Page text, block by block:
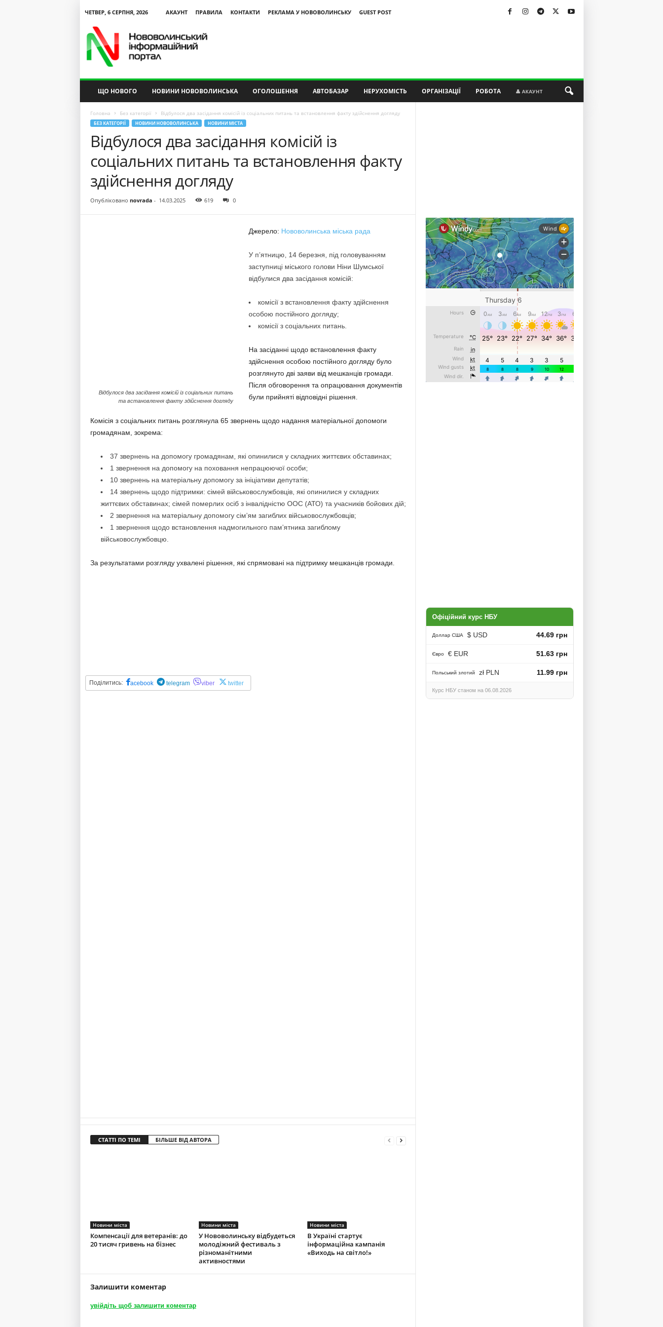
ЧЕТВЕР, 6 СЕРПНЯ, 2026 АКАУНТ ПРАВИЛА КОНТАКТИ РЕКЛАМА У НОВОВОЛИНСЬКУ
GUEST POST
ЩО НОВОГО НОВИНИ НОВОВОЛИНСЬКА ОГОЛОШЕННЯ АВТОБАЗАР НЕРУХОМІСТЬ ОРГАНІЗАЦІЇ РОБОТА 👤 АКАУНТ
Головна Без категорії Відбулося два засідання комісій із соціальних питань та встановлення факту здійснення догляду
БЕЗ КАТЕГОРІЇ НОВИНИ НОВОВОЛИНСЬКА НОВИНИ МІСТА
Відбулося два засідання комісій із
соціальних питань та встановлення факту
здійснення догляду
Опубліковано novrada - 14.03.2025 619 0
Відбулося два засідання комісій із соціальних питань
та встановлення факту здійснення догляду
Джерело: Нововолинська міська рада
У п’ятницю, 14 березня, під головуванням
заступниці міського голови Ніни Шумської
відбулися два засідання комісій:
комісії з встановлення факту здійснення
особою постійного догляду;
комісії з соціальних питань.
На засіданні щодо встановлення факту
здійснення особою постійного догляду було
розглянуто дві заяви від мешканців громади.
Після обговорення та опрацювання документів
були прийняті відповідні рішення.
Комісія з соціальних питань розглянула 65 звернень щодо надання матеріальної допомоги
громадянам, зокрема:
37 звернень на допомогу громадянам, які опинилися у складних життєвих обставинах;
1 звернення на допомогу на поховання непрацюючої особи;
10 звернень на матеріальну допомогу за ініціативи депутатів;
14 звернень щодо підтримки: сімей військовослужбовців, які опинилися у складних
життєвих обставинах; сімей померлих осіб з інвалідністю ООС (АТО) та учасників бойових дій;
2 звернення на матеріальну допомогу сім’ям загиблих військовослужбовців;
1 звернення щодо встановлення надмогильного пам’ятника загиблому
військовослужбовцю.
За результатами розгляду ухвалені рішення, які спрямовані на підтримку мешканців громади.
Поділитись: acebook telegram viber twitter
СТАТТІ ПО ТЕМІ БІЛЬШЕ ВІД АВТОРА
Новини міста
Компенсації для ветеранів: до
20 тисяч гривень на бізнес
Новини міста
У Нововолинську відбудеться
молодіжний фестиваль з
різноманітними
активностями
Новини міста
В Україні стартує
інформаційна кампанія
«Виходь на світло!»
Залишити коментар
увійдіть щоб залишити коментар
Офіційний курс НБУ
Доллар США $ USD 44.69 грн
Євро € EUR 51.63 грн
Польський злотий zł PLN 11.99 грн
Курс НБУ станом на 06.08.2026